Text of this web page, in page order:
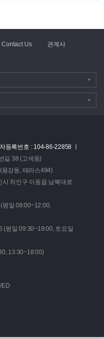
Contact Us 관계사
+
+
등록번호 : 104-86-22858 ㅣ
길 38 (고색동)
용강동, 테라스494)
시 처인구 이동읍 남북대로
일 08:00~12:00,
(평일 09:30~18:00, 토요일
13:30~18:00)